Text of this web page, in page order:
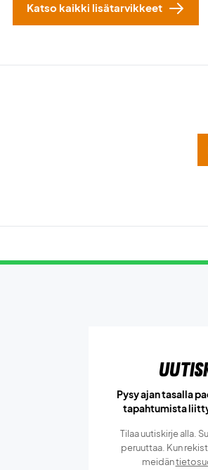
Katso kaikki lisätarvikkeet
Pysy ajan tasalla
tapahtumista
Tilaa uutiskirje alla.
peruuttaa. Kun
meidän